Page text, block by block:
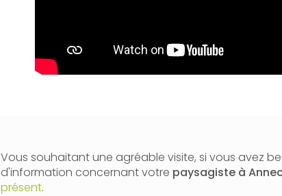
Vous souhaitant une agréable visite, si vous avez
d'information concernant votre paysagiste à
présent.